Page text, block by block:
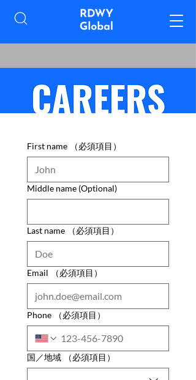
First name （必須項目）
Middle name (Optional)
Last name （必須項目）
Email （必須項目）
Phone （必須項目）
Multi-line address
国／地域 （必須項目）